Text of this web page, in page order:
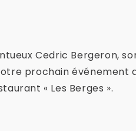
Cedric Bergeron,
prochain événement
« Les Berges ».